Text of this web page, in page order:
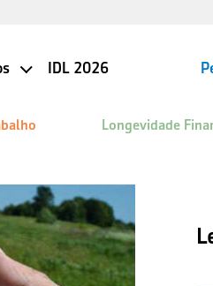
IDL 2026
Longevidade